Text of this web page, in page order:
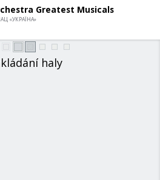
Orchestra
haly